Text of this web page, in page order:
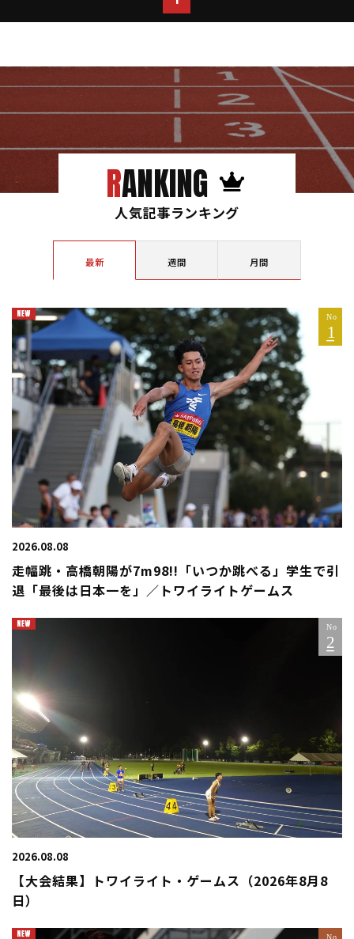
RANKING
人気記事ランキング
最新 週間 月間
2026.08.08
走幅跳・高橋朝陽が7m98!!「いつか跳べる」学生で引
退「最後は日本一を」／トワイライトゲームス
2026.08.08
【大会結果】トワイライト・ゲームス（2026年8月8
日）